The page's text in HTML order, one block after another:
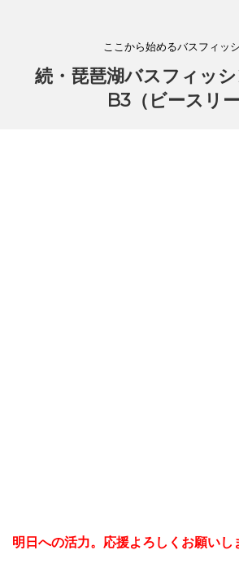
ここから始めるバスフィッ
続・琵琶湖バスフィッ
B3（ビースリー
明日への活力。応援よろしくお願い